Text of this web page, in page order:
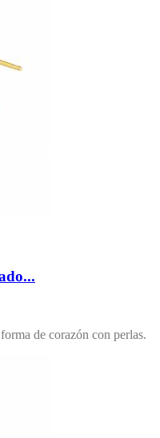
de corazón con perlas.